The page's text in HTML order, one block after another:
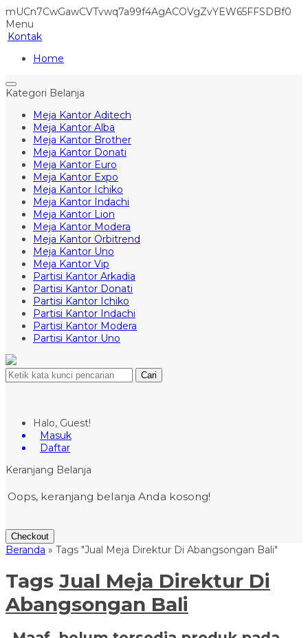
mUCn7CwGawCVTvwq7a99f4AgACOVgZvYEW65FFSDBf0
Menu
Kontak
Home
Kategori Belanja
Meja Kantor Aditech
Meja Kantor Alba
Meja Kantor Brother
Meja Kantor Donati
Meja Kantor Euro
Meja Kantor Expo
Meja Kantor Ichiko
Meja Kantor Indachi
Meja Kantor Lion
Meja Kantor Modera
Meja Kantor Orbitrend
Meja Kantor Uno
Meja Kantor Vip
Partisi Kantor Arkadia
Partisi Kantor Donati
Partisi Kantor Ichiko
Partisi Kantor Indachi
Partisi Kantor Modera
Partisi Kantor Uno
Cari
Halo, Guest!
Masuk
Daftar
Keranjang Belanja
Oops, keranjang belanja Anda kosong!
Checkout
Beranda » Tags "Jual Meja Direktur Di Abangsongan Bali"
Tags Jual Meja Direktur Di
Abangsongan Bali